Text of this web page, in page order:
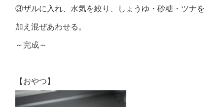
③ザルに入れ、水気を絞り、しょうゆ・砂糖・ツナを
加え混ぜあわせる。
～完成～
【おやつ】